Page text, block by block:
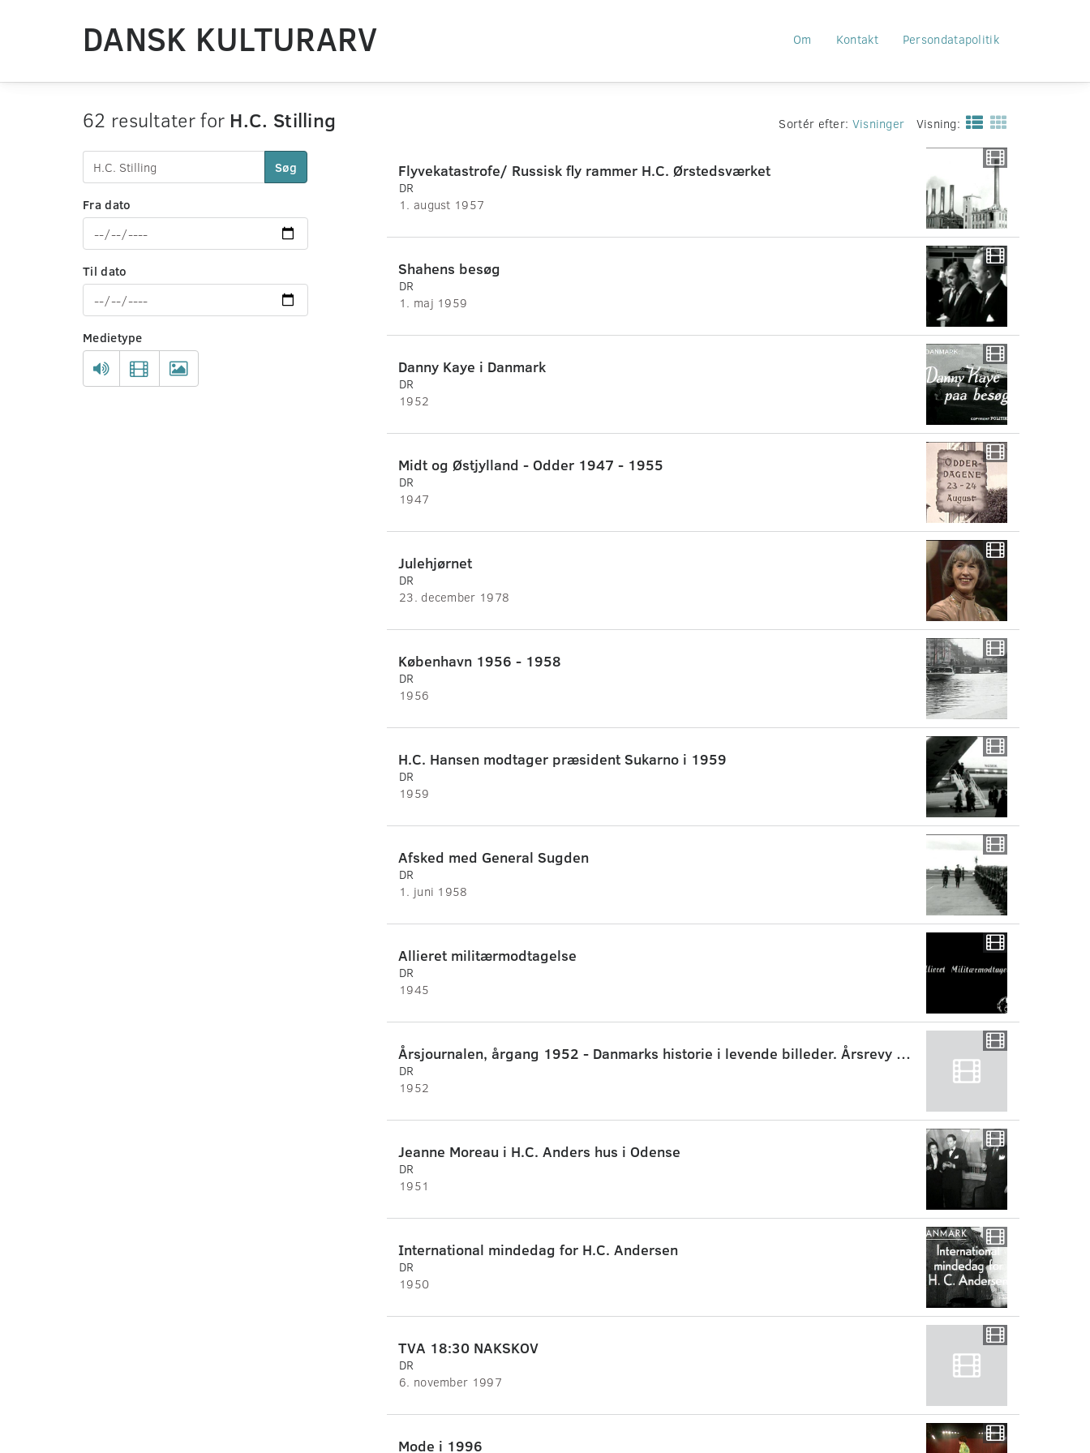
DANSK KULTURARV Om Kontakt Persondatapolitik
62 resultater for H.C. Stilling
Søg
Fra dato
Til dato
Medietype
Sortér efter: Visninger Visning:
Flyvekatastrofe/ Russisk fly rammer H.C. Ørstedsværket
DR
1. august 1957
Shahens besøg
DR
1. maj 1959
Danny Kaye i Danmark
DR
1952
Midt og Østjylland - Odder 1947 - 1955
DR
1947
Julehjørnet
DR
23. december 1978
København 1956 - 1958
DR
1956
H.C. Hansen modtager præsident Sukarno i 1959
DR
1959
Afsked med General Sugden
DR
1. juni 1958
Allieret militærmodtagelse
DR
1945
Årsjournalen, årgang 1952 - Danmarks historie i levende billeder. Årsrevy 1952
DR
1952
Jeanne Moreau i H.C. Anders hus i Odense
DR
1951
International mindedag for H.C. Andersen
DR
1950
TVA 18:30 NAKSKOV
DR
6. november 1997
Mode i 1996